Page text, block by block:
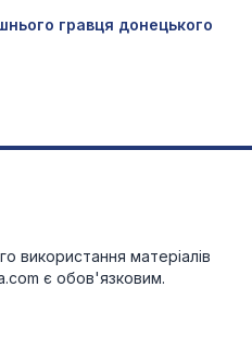
гравця донецького
використання матеріалів
є обов'язковим.